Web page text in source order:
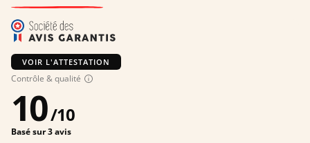
VOIR L'ATTESTATION
Contrôle & qualité
10/10
Basé sur 3 avis